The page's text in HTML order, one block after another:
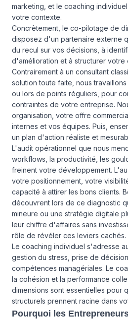
marketing, et le coaching
votre contexte.
Concrètement, le co-pilotage de
disposez d'un partenaire externe
du recul sur vos décisions, à
d'amélioration et à structurer votre
Contrairement à un consultant
solution toute faite, nous
ou lors de points réguliers, pour
contraintes de votre entreprise.
organisation, votre offre
internes et vos équipes. Puis,
un plan d'action réaliste et
L'audit opérationnel que nous
workflows, la productivité, les
freinent votre développement.
votre positionnement, votre
capacité à attirer les bons clients.
découvrent lors de ce diagnostic
mineure ou une stratégie digitale
leur chiffre d'affaires sans
rôle de révéler ces leviers cachés.
Le coaching individuel s'adresse
gestion du stress, prise de
compétences managériales. Le
la cohésion et la performance
dimensions sont essentielles pour
structurels prennent racine dans
Pourquoi les